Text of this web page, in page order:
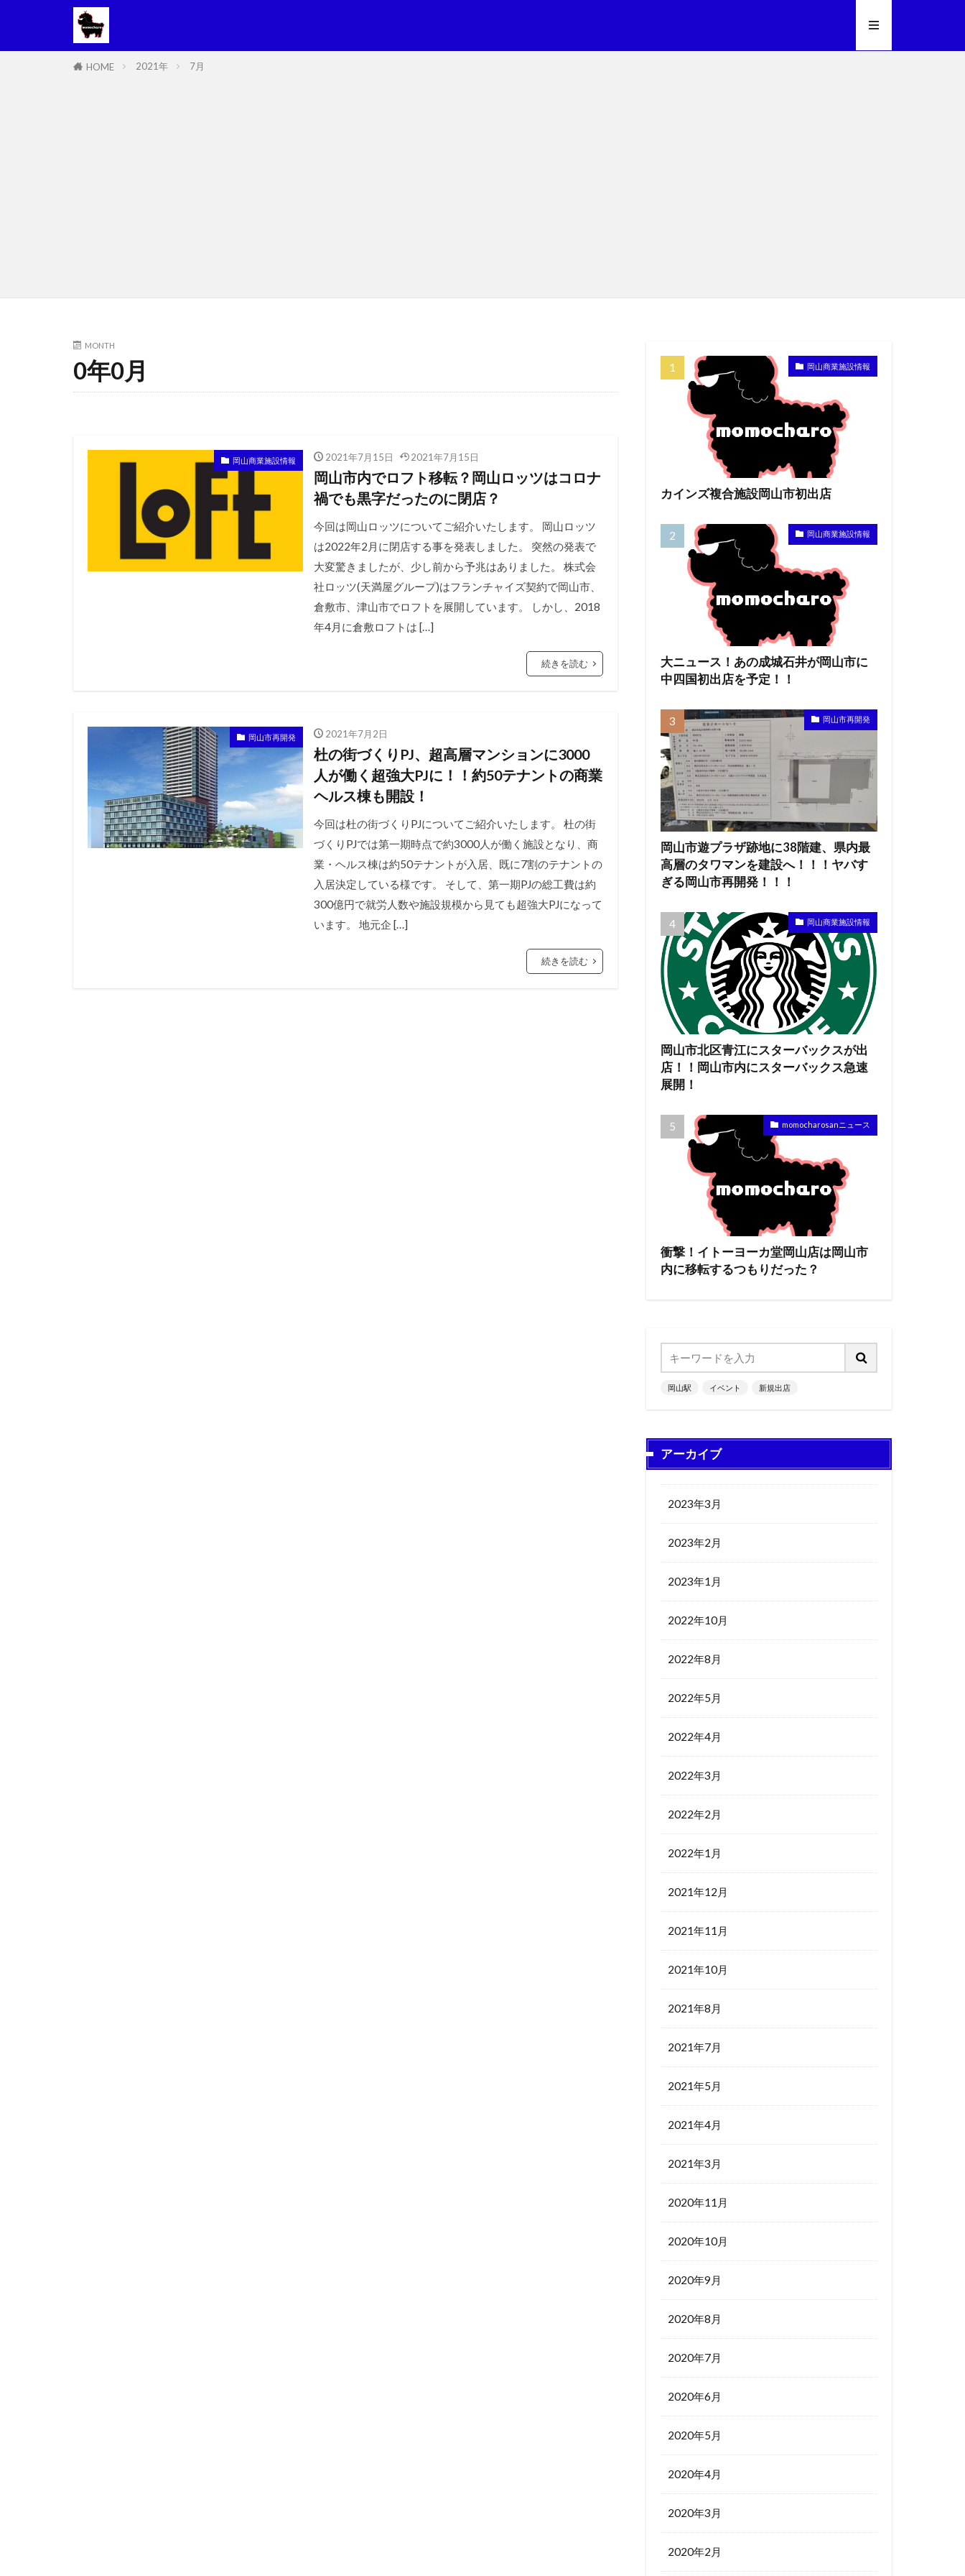
HOME 2021年 7月
MONTH
0年0月
岡山商業施設情報 2021年7月15日 2021年7月15日
岡山市内でロフト移転？岡山ロッツはコロナ
禍でも黒字だったのに閉店？
今回は岡山ロッツについてご紹介いたします。 岡山ロッツ
は2022年2月に閉店する事を発表しました。 突然の発表で
大変驚きましたが、少し前から予兆はありました。 株式会
社ロッツ(天満屋グループ)はフランチャイズ契約で岡山市、
倉敷市、津山市でロフトを展開しています。 しかし、2018
年4月に倉敷ロフトは […]
続きを読む
岡山市再開発 2021年7月2日
杜の街づくりPJ、超高層マンションに3000
人が働く超強大PJに！！約50テナントの商業
ヘルス棟も開設！
今回は杜の街づくりPJについてご紹介いたします。 杜の街
づくりPJでは第一期時点で約3000人が働く施設となり、商
業・ヘルス棟は約50テナントが入居、既に7割のテナントの
入居決定している様です。 そして、第一期PJの総工費は約
300億円で就労人数や施設規模から見ても超強大PJになって
います。 地元企 […]
続きを読む
岡山商業施設情報
カインズ複合施設岡山市初出店
岡山商業施設情報
大ニュース！あの成城石井が岡山市に
中四国初出店を予定！！
岡山市再開発
岡山市遊プラザ跡地に38階建、県内最
高層のタワマンを建設へ！！！ヤバす
ぎる岡山市再開発！！！
岡山商業施設情報
岡山市北区青江にスターバックスが出
店！！岡山市内にスターバックス急速
展開！
momocharosanニュース
衝撃！イトーヨーカ堂岡山店は岡山市
内に移転するつもりだった？
岡山駅 イベント 新規出店
アーカイブ
2023年3月
2023年2月
2023年1月
2022年10月
2022年8月
2022年5月
2022年4月
2022年3月
2022年2月
2022年1月
2021年12月
2021年11月
2021年10月
2021年8月
2021年7月
2021年5月
2021年4月
2021年3月
2020年11月
2020年10月
2020年9月
2020年8月
2020年7月
2020年6月
2020年5月
2020年4月
2020年3月
2020年2月